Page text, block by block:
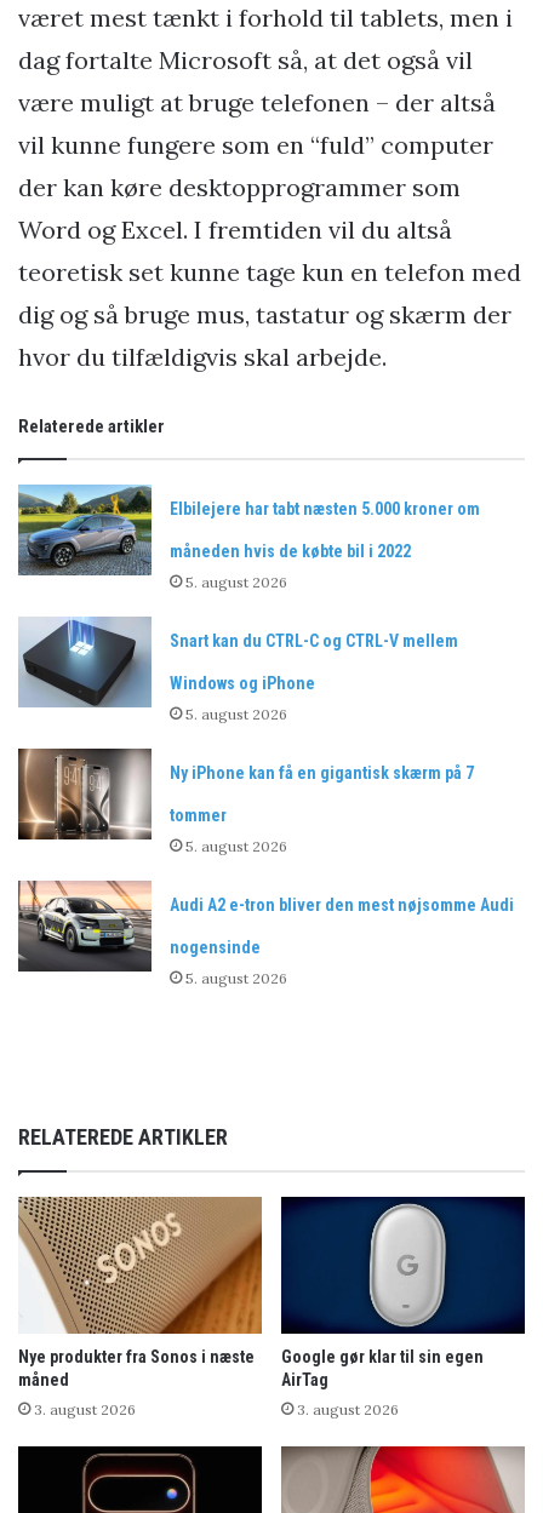
været mest tænkt i forhold til tablets, men i
dag fortalte Microsoft så, at det også vil
være muligt at bruge telefonen – der altså
vil kunne fungere som en “fuld” computer
der kan køre desktopprogrammer som
Word og Excel. I fremtiden vil du altså
teoretisk set kunne tage kun en telefon med
dig og så bruge mus, tastatur og skærm der
hvor du tilfældigvis skal arbejde.
Relaterede artikler
Elbilejere har tabt næsten 5.000 kroner om
måneden hvis de købte bil i 2022
5. august 2026
Snart kan du CTRL-C og CTRL-V mellem
Windows og iPhone
5. august 2026
Ny iPhone kan få en gigantisk skærm på 7
tommer
5. august 2026
Audi A2 e-tron bliver den mest nøjsomme Audi
nogensinde
5. august 2026
RELATEREDE ARTIKLER
Nye produkter fra Sonos i næste
måned
3. august 2026
Google gør klar til sin egen
AirTag
3. august 2026